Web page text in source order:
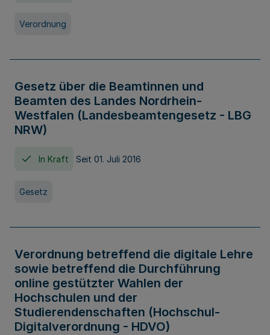
Verordnung
Gesetz über die Beamtinnen und
Beamten des Landes Nordrhein-
Westfalen (Landesbeamtengesetz - LBG
NRW)
In Kraft Seit 01. Juli 2016
Gesetz
Verordnung betreffend die digitale Lehre
sowie betreffend die Durchführung
online gestützter Wahlen der
Hochschulen und der
Studierendenschaften (Hochschul-
Digitalverordnung - HDVO)